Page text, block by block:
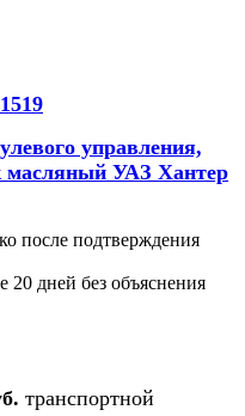
управления,
масляный УАЗ Хантер
после подтверждения
20 дней без объяснения
транспортной